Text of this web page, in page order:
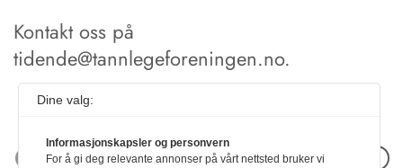
Kontakt oss på
tidende@tannlegeforeningen.no.
Neste artikkel
Dine valg:
Informasjonskapsler og personvern
For å gi deg relevante annonser på vårt nettsted bruker vi